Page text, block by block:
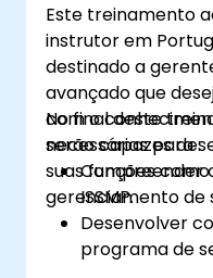
incluindo
entrevista e
Aprender a
programas
dissuasão da
Ganhar
passar com
Fraud
Este treinamento
instrutor em
destinado a
avançado que
com o
necessárias para
suas funções
gerenciamento de
No final deste
serão capazes de:
Compreender
ISSMP.
Desenvolver
programa de